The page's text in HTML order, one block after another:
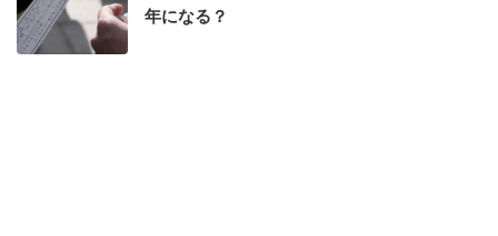
年になる？